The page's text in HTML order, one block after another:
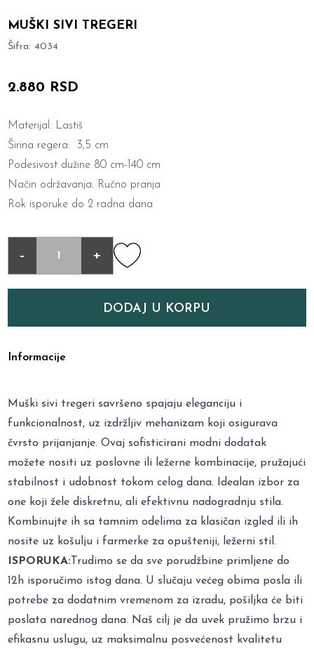
MUŠKI SIVI TREGERI
Šifra:4034
2.880 RSD
Materijal: Lastiš
Širina regera: 3,5 cm
Podesivost dužine 80 cm-140 cm
Način održavanja: Ručno pranja
Rok isporuke do 2 radna dana
- +
DODAJ U KORPU
Informacije
Muški sivi tregeri savršeno spajaju eleganciju i
funkcionalnost, uz izdržljiv mehanizam koji osigurava
čvrsto prijanjanje. Ovaj sofisticirani modni dodatak
možete nositi uz poslovne ili ležerne kombinacije, pružajući
stabilnost i udobnost tokom celog dana. Idealan izbor za
one koji žele diskretnu, ali efektivnu nadogradnju stila.
Kombinujte ih sa tamnim odelima za klasičan izgled ili ih
nosite uz košulju i farmerke za opušteniji, ležerni stil.
ISPORUKA:Trudimo se da sve porudžbine primljene do
12h isporučimo istog dana. U slučaju većeg obima posla ili
potrebe za dodatnim vremenom za izradu, pošiljka će biti
poslata narednog dana. Naš cilj je da uvek pružimo brzu i
efikasnu uslugu, uz maksimalnu posvećenost kvalitetu